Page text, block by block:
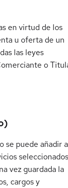
en virtud de los
u oferta de un
las leyes
o
se puede añadir
vez guardada la
cargos y